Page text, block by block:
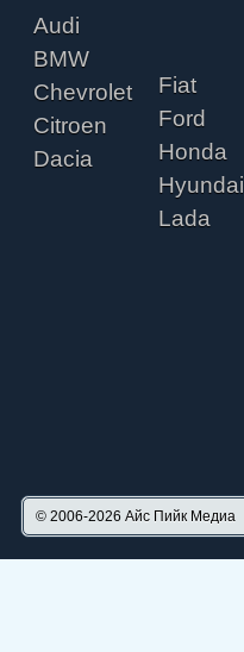
Audi
BMW
Chevrolet
Citroen
Dacia
Fiat
Ford
Honda
Hyundai
Lada
© 2006-2026 Айс Пийк Медиа